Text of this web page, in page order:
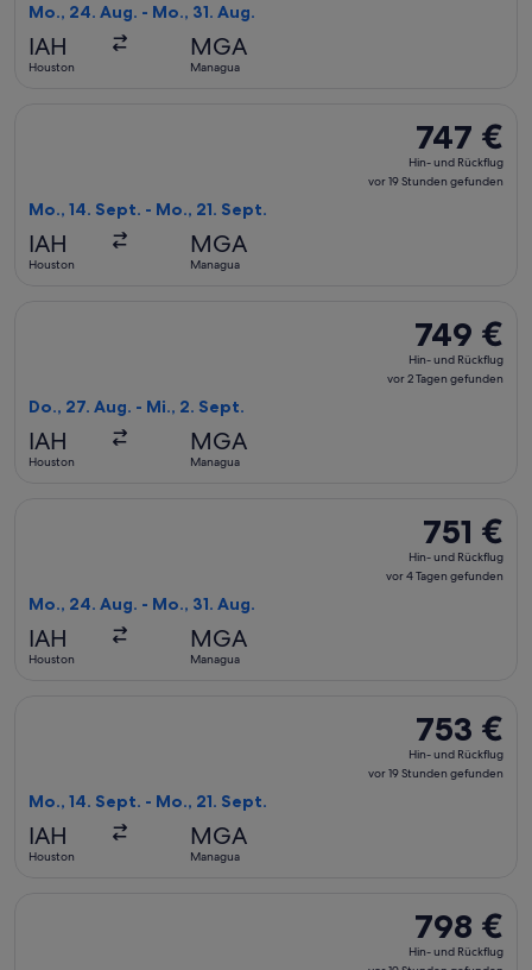
Mo., 24. Aug. - Mo., 31. Aug.
IAH
Houston
MGA
Managua
747 €
Hin-
und
747 €
Hin- und Rückflug
vor 19 Stunden gefunden
Mo., 14. Sept. - Mo., 21. Sept.
IAH
Houston
MGA
Managua
749 €
Hin-
und
749 €
Hin- und Rückflug
vor 2 Tagen gefunden
Do., 27. Aug. - Mi., 2. Sept.
IAH
Houston
MGA
Managua
751 €
Hin-
und
751 €
Hin- und Rückflug
vor 4 Tagen gefunden
Mo., 24. Aug. - Mo., 31. Aug.
IAH
Houston
MGA
Managua
753 €
Hin-
und
753 €
Hin- und Rückflug
vor 19 Stunden gefunden
Mo., 14. Sept. - Mo., 21. Sept.
IAH
Houston
MGA
Managua
798 €
Hin-
798 €
Hin- und Rückflug